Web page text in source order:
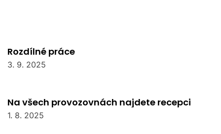
Rozdílné práce
3. 9. 2025
Na všech provozovnách najdete recepci
1. 8. 2025